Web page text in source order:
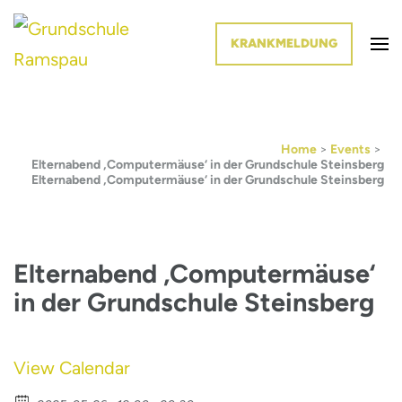
KRANKMELDUNG
Home > Events >
Elternabend ‚Computermäuse‘ in der Grundschule Steinsberg
Elternabend ‚Computermäuse‘ in der Grundschule Steinsberg
Elternabend ‚Computermäuse‘
in der Grundschule Steinsberg
View Calendar